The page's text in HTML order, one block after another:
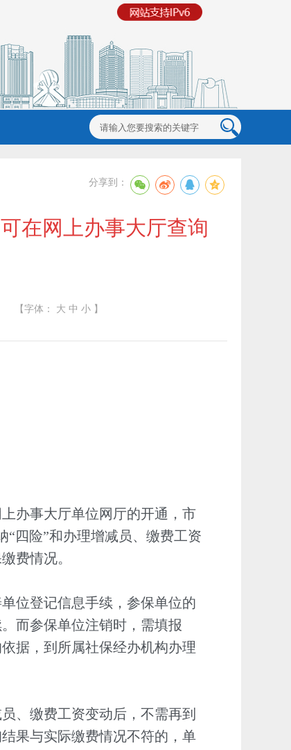
分享到：
在网上办事大厅查询
【字体： 大 中 小 】
办事大厅单位网厅的开通，市
四险”和办理增减员、缴费工资
费情况。
位登记信息手续，参保单位的
而参保单位注销时，需填报
据，到所属社保经办机构办理
、缴费工资变动后，不需再到
果与实际缴费情况不符的，单